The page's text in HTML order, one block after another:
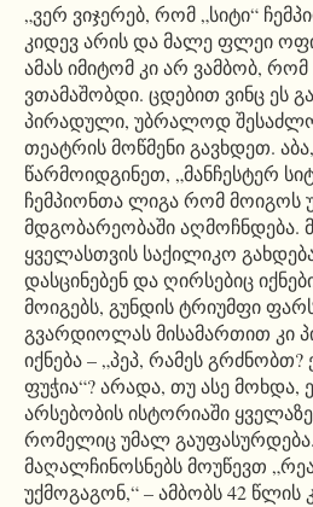
„ვერ ვიჯერებ, რომ „სიტი“
კიდევ არის და მალე ფლეი
ამას იმიტომ კი არ ვამბობ,
ვთამაშობდი. ცდებით ვინც ეს
პირადული, უბრალოდ
თეატრის მოწმენი გავხდეთ.
წარმოიდგინეთ, „მანჩესტერ
ჩემპიონთა ლიგა რომ მოიგოს
მდგობარეობაში აღმოჩნდება.
ყველასთვის საქილიკო
დასცინებენ და ღირსებიც
მოიგებს, გუნდის ტრიუმფი
გვარდიოლას მისამართით კი
იქნება – „პეპ, რამეს გრძნობთ?
ფუჭია“? არადა, თუ ასე მოხდა,
არსებობის ისტორიაში
რომელიც უმალ
მაღალჩინოსნებს მოუწევთ
უქმოგაგონ,“ – ამბობს 42 წლის